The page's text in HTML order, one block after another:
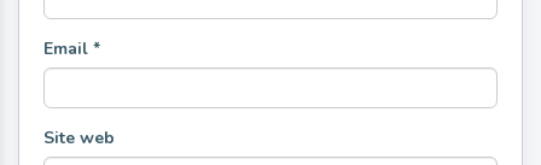
Email *
Site web